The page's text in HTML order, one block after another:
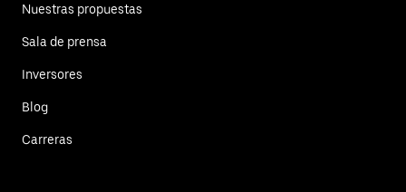
Nuestras propuestas
Sala de prensa
Inversores
Blog
Carreras